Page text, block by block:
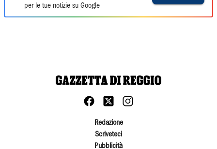
per le tue notizie su Google
Redazione
Scriveteci
Pubblicità